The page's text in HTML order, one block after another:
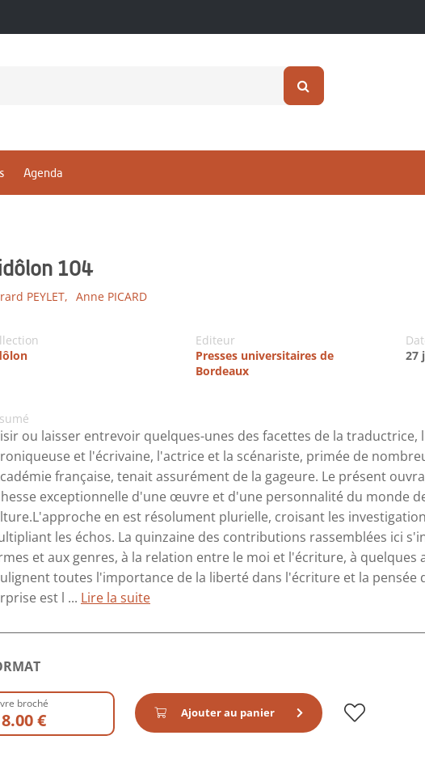
Agenda
104
PEYLET, Anne PICARD
Editeur
Presses universitaires de
Bordeaux
27
ou laisser entrevoir quelques-unes des facettes de la traductrice,
et l'écrivaine, l'actrice et la scénariste, primée de
française, tenait assurément de la gageure. Le présent
exceptionnelle d'une œuvre et d'une personnalité du monde
en est résolument plurielle, croisant les
les échos. La quinzaine des contributions rassemblées ici
et aux genres, à la relation entre le moi et l'écriture, à quelques
toutes l'importance de la liberté dans l'écriture et la pensée
est l ... Lire la suite
broché
€ Ajouter au panier